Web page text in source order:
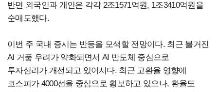
반면 외국인과 개인은 각각 2조1571억원, 1조3410억원을
순매도했다.
이번 주 국내 증시는 반등을 모색할 전망이다. 최근 불거진
AI 거품 우려가 약화되면서 AI 반도체 중심으로
투자심리가 개선되고 있어서다. 최근 고환율 영향에
코스피가 4000선을 중심으로 횡보하고 있으나, 환율도